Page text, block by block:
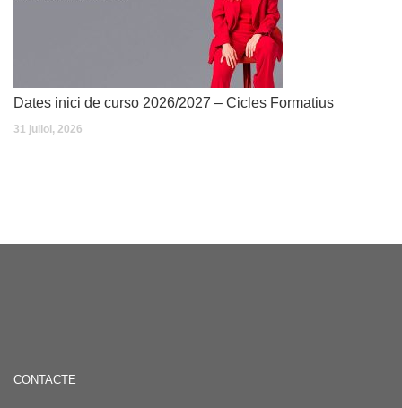
Dates inici de curso 2026/2027 – Cicles Formatius
31 juliol, 2026
CONTACTE